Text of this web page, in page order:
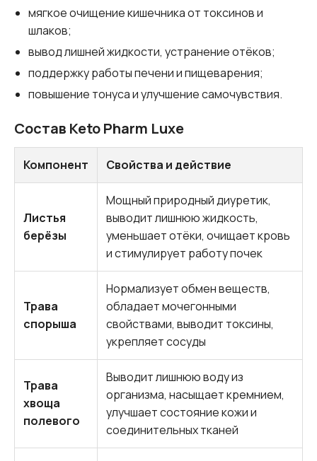
мягкое очищение кишечника от токсинов и
шлаков;
вывод лишней жидкости, устранение отёков;
поддержку работы печени и пищеварения;
повышение тонуса и улучшение самочувствия.
Состав Keto Pharm Luxe
Компонент Свойства и действие
Листья
берёзы
Мощный природный диуретик,
выводит лишнюю жидкость,
уменьшает отёки, очищает кровь
и стимулирует работу почек
Трава
спорыша
Нормализует обмен веществ,
обладает мочегонными
свойствами, выводит токсины,
укрепляет сосуды
Трава
хвоща
полевого
Выводит лишнюю воду из
организма, насыщает кремнием,
улучшает состояние кожи и
соединительных тканей